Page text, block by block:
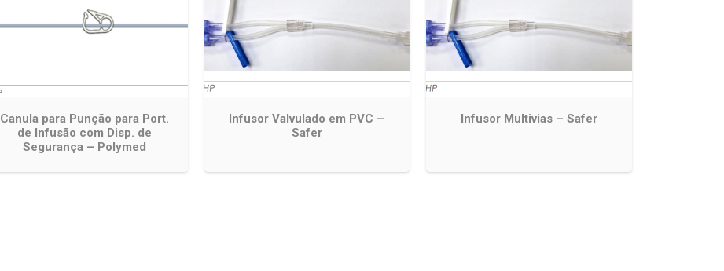
Canula para Punção para Port.
de Infusão com Disp. de
Segurança – Polymed
Infusor Valvulado em PVC –
Safer
Infusor Multivias – Safer